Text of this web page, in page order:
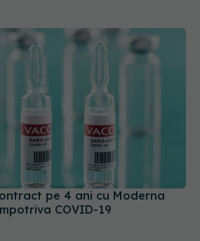
pe 4 ani cu Moderna
COVID-19